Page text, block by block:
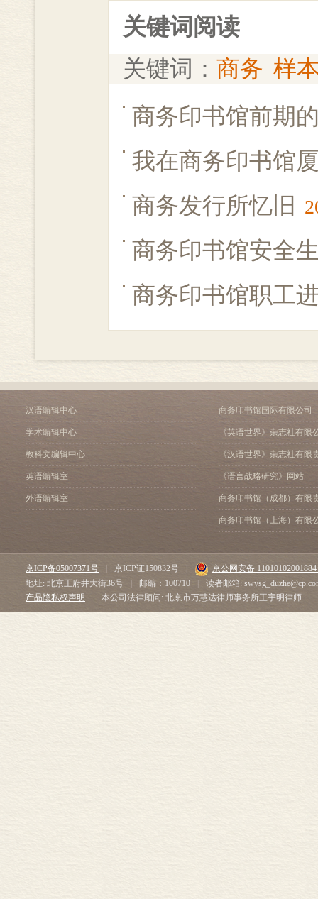
关键词阅读
关键词： 商务 样
商务印书馆前期
我在商务印书馆
商务发行所忆旧
商务印书馆安全
商务印书馆职工
汉语编辑中心
学术编辑中心
教科文编辑中心
英语编辑室
外语编辑室
商务印书馆国际有限公司
《英语世界》杂志社有限
《汉语世界》杂志社有限
《语言战略研究》网站
商务印书馆（成都）有限
商务印书馆（上海）有限
京ICP备05007371号 京ICP证150832号
京公网安备
地址: 北京王府井大街36号
邮编：100710
读者邮箱:
产品隐私权声明
本公司法律顾问: 北京市万慧达律师事务所王宇明律师